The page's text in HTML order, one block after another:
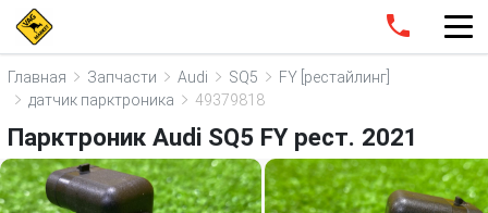
Главная Запчасти Audi SQ5
FY [рестайлинг]
датчик парктроника
49379818
Парктроник Audi SQ5 FY рест. 2021